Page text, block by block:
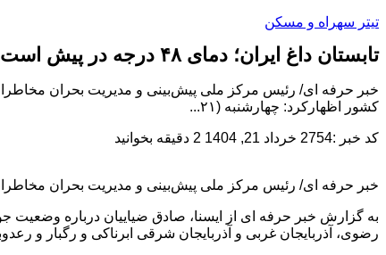
تیتر سهراه و مسکن
تابستان داغ ایران؛ دمای ۴۸ درجه در پیش است
خبر حرفه ای/ رئیس مرکز ملی پیش‌بینی و مدیریت بحران
کشور اظهارکرد: چهارشنبه (۲۱...
کد خبر :2754 خرداد 21, 1404 2 دقیقه بخوانید
خبر حرفه ای/ رئیس مرکز ملی پیش‌بینی و مدیریت بحران
رضوی، آذربایجان غربی و آذربایجان شرقی ابرناکی و رگبار و